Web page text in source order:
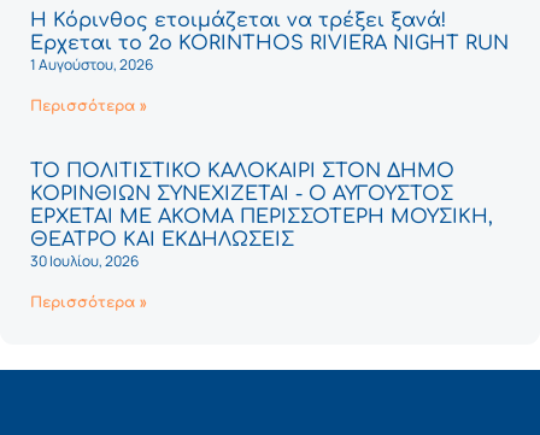
Η Κόρινθος ετοιμάζεται να τρέξει ξανά!
Έρχεται το 2ο KORINTHOS RIVIERA NIGHT RUN
1 Αυγούστου, 2026
Περισσότερα »
ΤΟ ΠΟΛΙΤΙΣΤΙΚΟ ΚΑΛΟΚΑΙΡΙ ΣΤΟΝ ΔΗΜΟ
ΚΟΡΙΝΘΙΩΝ ΣΥΝΕΧΙΖΕΤΑΙ - Ο ΑΥΓΟΥΣΤΟΣ
ΕΡΧΕΤΑΙ ΜΕ ΑΚΟΜΑ ΠΕΡΙΣΣΟΤΕΡΗ ΜΟΥΣΙΚΗ,
ΘΕΑΤΡΟ ΚΑΙ ΕΚΔΗΛΩΣΕΙΣ
30 Ιουλίου, 2026
Περισσότερα »